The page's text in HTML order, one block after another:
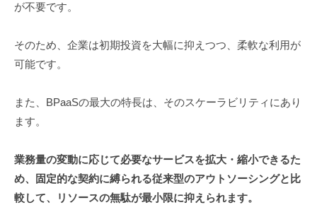
が不要です。
そのため、企業は初期投資を大幅に抑えつつ、柔軟な利用が
可能です。
また、BPaaSの最大の特長は、そのスケーラビリティにあり
ます。
業務量の変動に応じて必要なサービスを拡大・縮小できるた
め、固定的な契約に縛られる従来型のアウトソーシングと比
較して、リソースの無駄が最小限に抑えられます。